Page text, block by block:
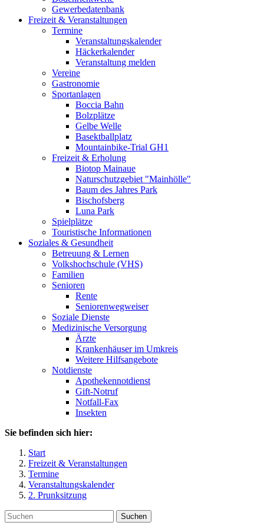
Gewerbedatenbank
Freizeit & Veranstaltungen
Termine
Veranstaltungskalender
Häckerkalender
Veranstaltung melden
Vereine
Gastronomie
Sportanlagen
Boccia Bahn
Bolzplätze
Gelbe Welle
Basektballplatz
Mountainbike-Trial GH1
Freizeit & Erholung
Biotop Mainaue
Naturschutzgebiet "Mainhölle"
Baum des Jahres Park
Bischofsberg
Luna Park
Spielplätze
Touristische Informationen
Soziales & Gesundheit
Betreuung & Lernen
Volkshochschule (VHS)
Familien
Senioren
Rente
Seniorenwegweiser
Soziale Dienste
Medizinische Versorgung
Ärzte
Krankenhäuser im Umkreis
Weitere Hilfsangebote
Notdienste
Apothekennotdienst
Gift-Notruf
Notfall-Fax
Insekten
Sie befinden sich hier:
Start
Freizeit & Veranstaltungen
Termine
Veranstaltungskalender
2. Prunksitzung
Suchen